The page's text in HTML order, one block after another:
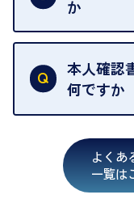
か
買取店は古
行うことが
いただくた
本人確認
何ですか
・健康保険証
・マイナン
・在留カード
よくあ
一覧は